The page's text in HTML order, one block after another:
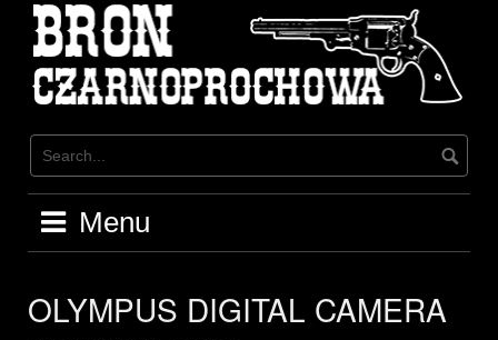
content
Menu
OLYMPUS DIGITAL CAMERA